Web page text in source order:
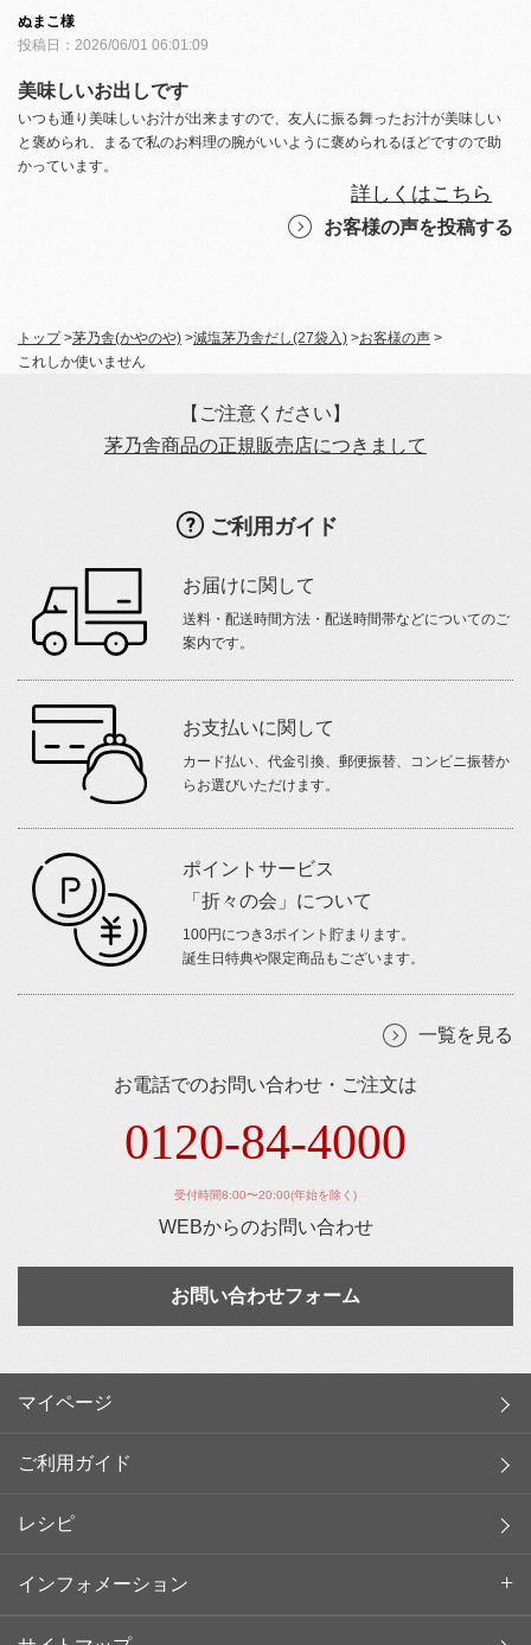
ぬまこ様
投稿日：2026/06/01 06:01:09
美味しいお出しです
いつも通り美味しいお汁が出来ますので、友人に振る舞ったお汁が美味しい
と褒められ、まるで私のお料理の腕がいいように褒められるほどですので助
かっています。
詳しくはこちら
お客様の声を投稿する
トップ>茅乃舎(かやのや) >減塩茅乃舎だし(27袋入) >お客様の声 >
これしか使いません
【ご注意ください】
茅乃舎商品の正規販売店につきまして
ご利用ガイド
お届けに関して
送料・配送時間方法・配送時間帯などについてのご
案内です。
お支払いに関して
カード払い、代金引換、郵便振替、コンビニ振替か
らお選びいただけます。
ポイントサービス
「折々の会」について
100円につき3ポイント貯まります。
誕生日特典や限定商品もございます。
一覧を見る
お電話でのお問い合わせ・ご注文は
0120-84-4000
受付時間8:00〜20:00(年始を除く)
WEBからのお問い合わせ
お問い合わせフォーム
マイページ
ご利用ガイド
レシピ
インフォメーション